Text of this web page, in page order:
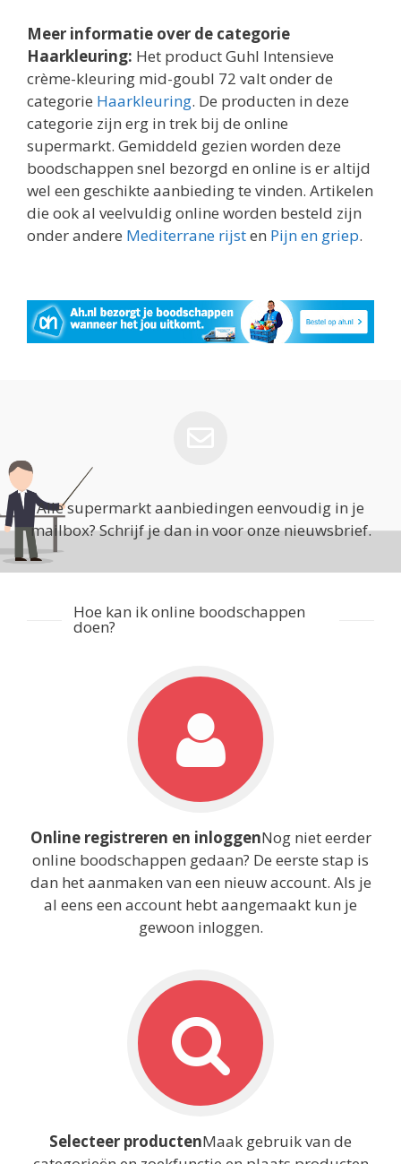
Meer informatie over de categorie
Haarkleuring: Het product Guhl Intensieve
crème-kleuring mid-goubl 72 valt onder de
categorie Haarkleuring. De producten in deze
categorie zijn erg in trek bij de online
supermarkt. Gemiddeld gezien worden deze
boodschappen snel bezorgd en online is er altijd
wel een geschikte aanbieding te vinden. Artikelen
die ook al veelvuldig online worden besteld zijn
onder andere Mediterrane rijsten Pijn en griep.
Alle supermarkt aanbiedingen eenvoudig in je
mailbox? Schrijf je dan in voor onze nieuwsbrief.
Hoe kan ik online boodschappen
doen?
Online registreren en inloggenNog niet eerder
online boodschappen gedaan? De eerste stap is
dan het aanmaken van een nieuw account. Als je
al eens een account hebt aangemaakt kun je
gewoon inloggen.
Selecteer productenMaak gebruik van de